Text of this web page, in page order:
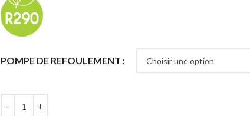
POMPE DE REFOULEMENT